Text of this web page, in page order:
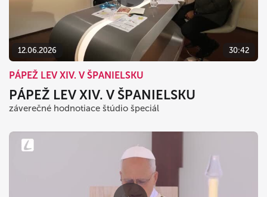
12.06.2026 30:42
PÁPEŽ LEV XIV. V ŠPANIELSKU
PÁPEŽ LEV XIV. V ŠPANIELSKU
záverečné hodnotiace štúdio špeciál